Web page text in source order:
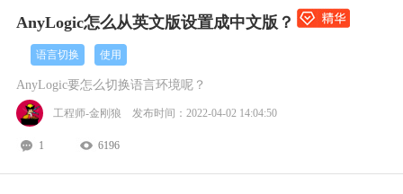
AnyLogic怎么从英文版设置成中文版？
语言切换 使用
AnyLogic要怎么切换语言环境呢？
工程师-金刚狼 发布时间：2022-04-02 14:04:50
1 6196